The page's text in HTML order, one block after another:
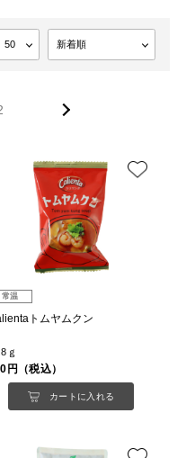
常温
トムヤムクン
ｇ
円（税込）
カートに入れる